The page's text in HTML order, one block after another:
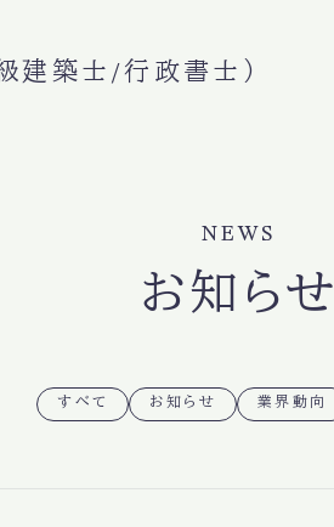
建築士/行政書士）
NEWS
お知らせ
すべて お知らせ 業界動向